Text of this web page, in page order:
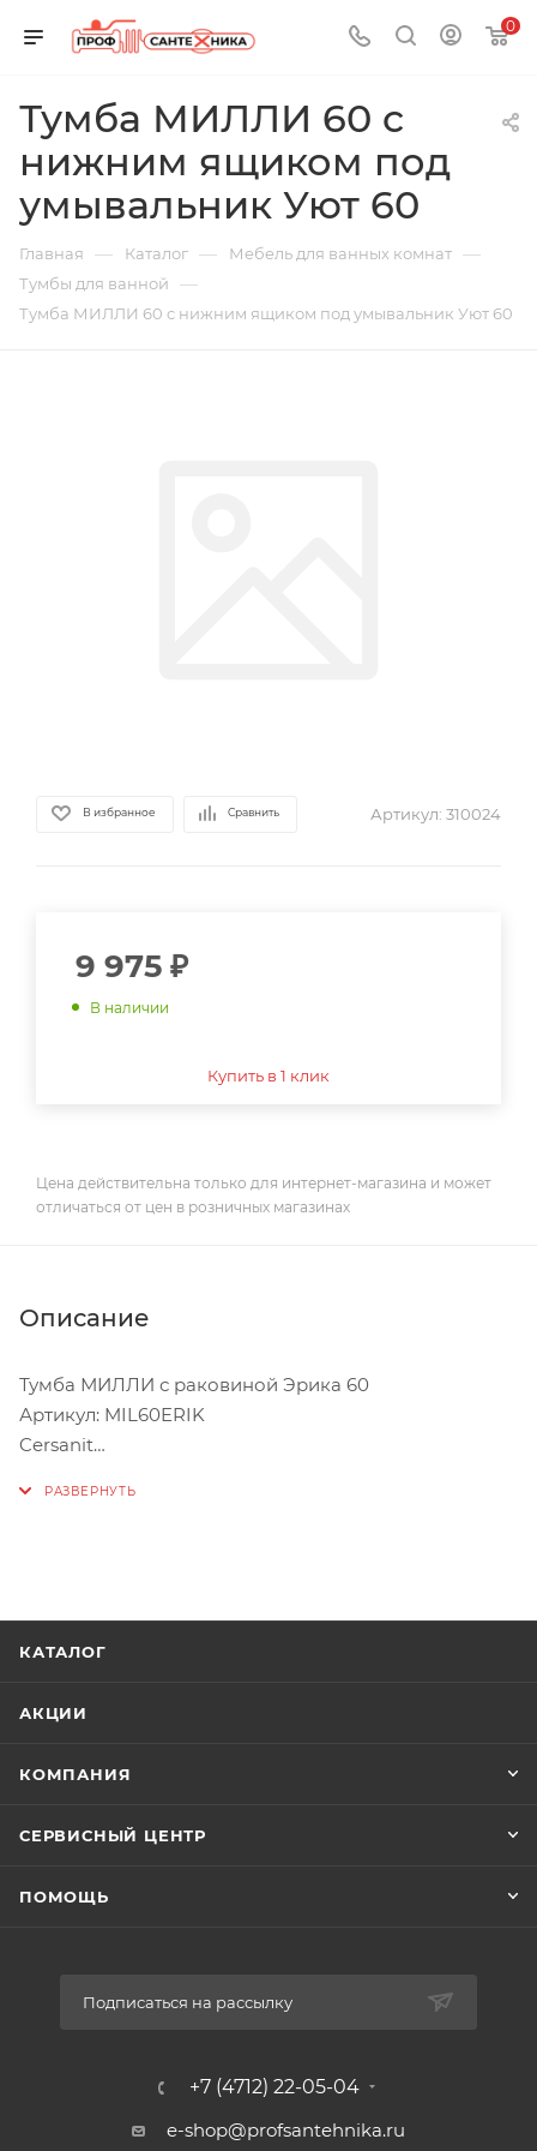
0
Тумба МИЛЛИ 60 c
нижним ящиком под
умывальник Уют 60
Главная — Каталог — Мебель для ванных комнат —
Тумбы для ванной —
Тумба МИЛЛИ 60 c нижним ящиком под умывальник Уют 60
В избранное Сравнить Артикул: 310024
9 975 ₽
В наличии
Купить в 1 клик
Цена действительна только для интернет-магазина и может
отличаться от цен в розничных магазинах
Описание
Тумба МИЛЛИ с раковиной Эрика 60
Артикул: MIL60ERIK
Cersanit
Примечание
Корпус ЛДСП Фасад МДФ+пленка; Петли с
КАТАЛОГ
АКЦИИ
КОМПАНИЯ
СЕРВИСНЫЙ ЦЕНТР
ПОМОЩЬ
Подписаться на рассылку
+7 (4712) 22-05-04
e-shop@profsantehnika.ru